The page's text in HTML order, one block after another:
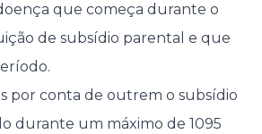
que começa durante o
de subsídio parental e que
por conta de outrem o subsídio
durante um máximo de 1095